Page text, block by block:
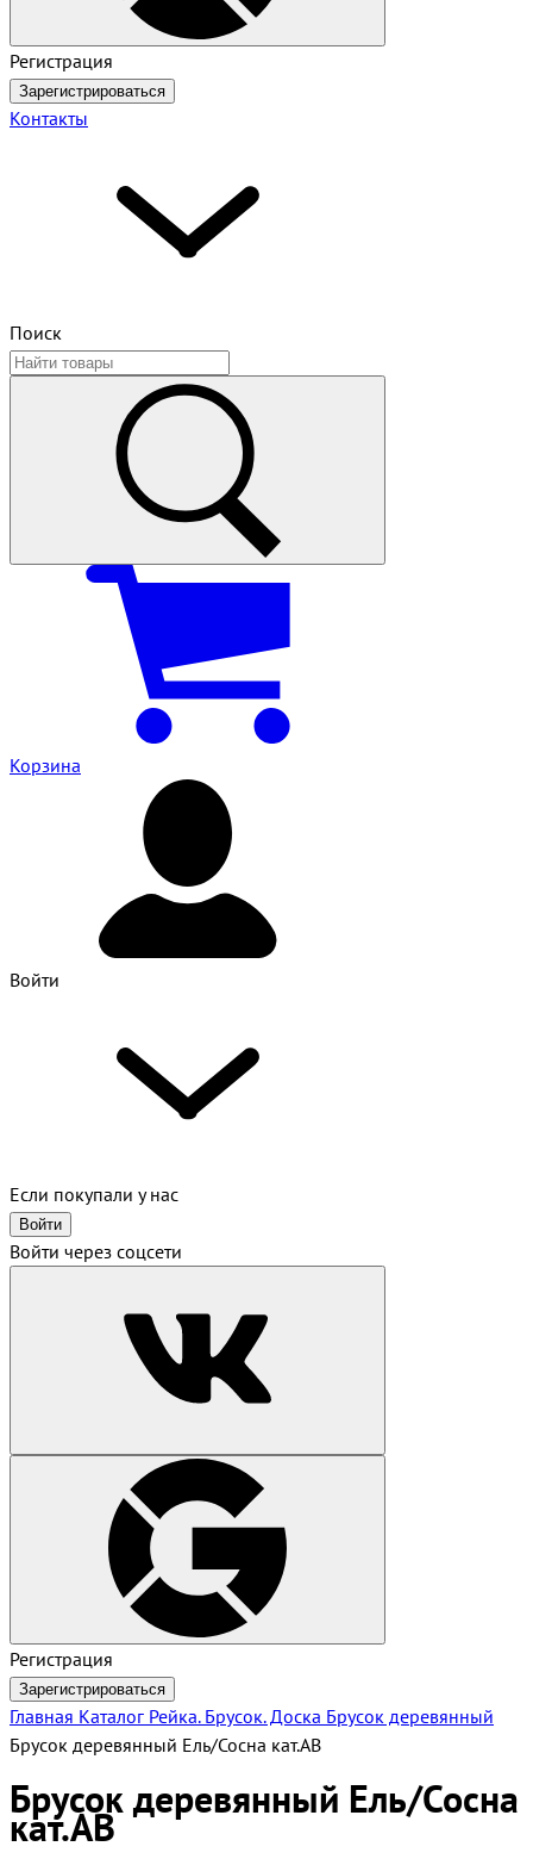
Регистрация
Зарегистрироваться
Контакты
Поиск
Корзина
Войти
Если покупали у нас
Войти
Войти через соцсети
Регистрация
Зарегистрироваться
Главная Каталог Рейка. Брусок. Доска Брусок деревянный
Брусок деревянный Ель/Сосна кат.АВ
Брусок деревянный Ель/Сосна
кат.АВ